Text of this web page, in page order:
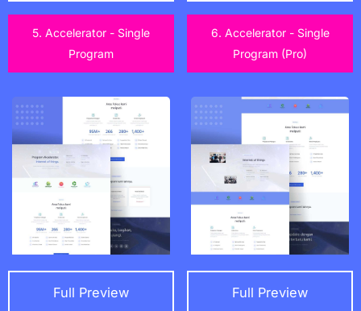
5. Accelerator - Single
Program
Full Preview
6. Accelerator - Single
Program (Pro)
Full Preview